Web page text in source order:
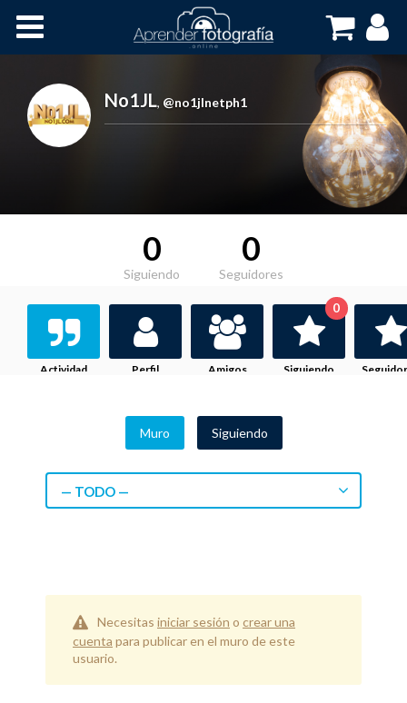
Cursos OnLine
No1JL, @no1jlnetph1
0
Siguiendo
0
Seguidores
Actividad Perfil Amigos Siguiendo
0
Muro Siguiendo
— TODO —
Necesitas iniciar sesión o crear una
cuenta para publicar en el muro de este
usuario.